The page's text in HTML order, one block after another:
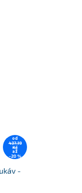
od
437,19
Kč
až
–20 %
-